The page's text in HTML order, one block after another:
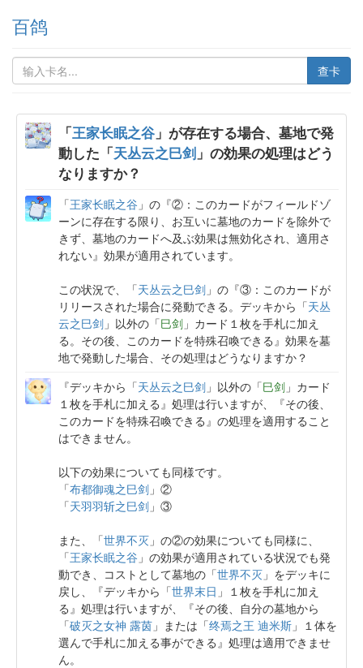
百鸽
查卡
「王家长眠之谷 」が存在する場合、墓地で発
動した「天丛云之巳剑 」の効果の処理はどう
なりますか？
「王家长眠之谷 」の『②：このカードがフィールドゾ
ーンに存在する限り、お互いに墓地のカードを除外で
きず、墓地のカードへ及ぶ効果は無効化され、適用さ
れない』効果が適用されています。
この状況で、「天丛云之巳剑 」の『③：このカードが
リリースされた場合に発動できる。デッキから「天丛
云之巳剑 」以外の「巳剑 」カード１枚を手札に加え
る。その後、このカードを特殊召喚できる』効果を墓
地で発動した場合、その処理はどうなりますか？
『デッキから「天丛云之巳剑 」以外の「巳剑 」カード
１枚を手札に加える』処理は行いますが、『その後、
このカードを特殊召喚できる』の処理を適用すること
はできません。
以下の効果についても同様です。
「布都御魂之巳剑 」②
「天羽羽斩之巳剑 」③
また、「世界不灭 」の②の効果についても同様に、
「王家长眠之谷 」の効果が適用されている状況でも発
動でき、コストとして墓地の「世界不灭 」をデッキに
戻し、『デッキから「世界末日 」１枚を手札に加え
る』処理は行いますが、『その後、自分の墓地から
「破灭之女神 露茵 」または「终焉之王 迪米斯 」１体を
選んで手札に加える事ができる』処理は適用できませ
ん。